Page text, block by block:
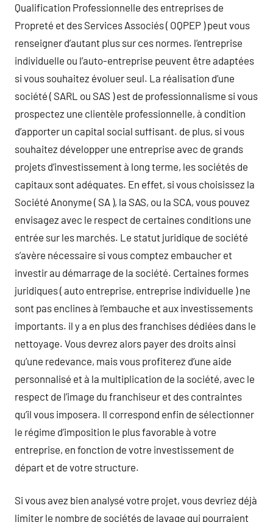
Qualification Professionnelle des entreprises de
Propreté et des Services Associés ( OQPEP ) peut vous
renseigner d’autant plus sur ces normes. l’entreprise
individuelle ou l’auto-entreprise peuvent être adaptées
si vous souhaitez évoluer seul. La réalisation d’une
société ( SARL ou SAS ) est de professionnalisme si vous
prospectez une clientèle professionnelle, à condition
d’apporter un capital social suffisant. de plus, si vous
souhaitez développer une entreprise avec de grands
projets d’investissement à long terme, les sociétés de
capitaux sont adéquates. En effet, si vous choisissez la
Société Anonyme ( SA ), la SAS, ou la SCA, vous pouvez
envisagez avec le respect de certaines conditions une
entrée sur les marchés. Le statut juridique de société
s’avère nécessaire si vous comptez embaucher et
investir au démarrage de la société. Certaines formes
juridiques ( auto entreprise, entreprise individuelle ) ne
sont pas enclines à l’embauche et aux investissements
importants. il y a en plus des franchises dédiées dans le
nettoyage. Vous devrez alors payer des droits ainsi
qu’une redevance, mais vous profiterez d’une aide
personnalisé et à la multiplication de la société, avec le
respect de l’image du franchiseur et des contraintes
qu’il vous imposera. Il correspond enfin de sélectionner
le régime d’imposition le plus favorable à votre
entreprise, en fonction de votre investissement de
départ et de votre structure.
Si vous avez bien analysé votre projet, vous devriez déjà
limiter le nombre de sociétés de lavage qui pourraient